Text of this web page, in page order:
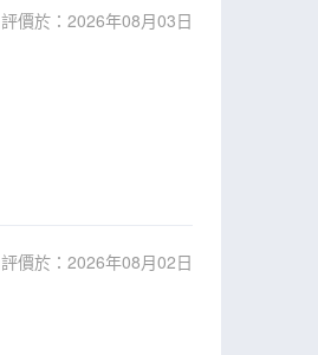
評價於：2026年08月03日
評價於：2026年08月02日